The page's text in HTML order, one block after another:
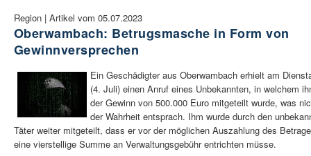
Region | Artikel vom 05.07.2023
Oberwambach: Betrugsmasche in Form von
Gewinnversprechen
Ein Geschädigter aus Oberwambach erhielt am
(4. Juli) einen Anruf eines Unbekannten, in welchem
der Gewinn von 500.000 Euro mitgeteilt wurde, was
der Wahrheit entsprach. Ihm wurde durch den
Täter weiter mitgeteilt, dass er vor der möglichen Auszahlung des
eine vierstellige Summe an Verwaltungsgebühr entrichten müsse.